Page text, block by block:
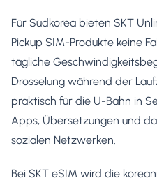
Für Südkorea bieten SKT
Pickup SIM-Produkte keine
tägliche
Drosselung während der
praktisch für die U-Bahn in
Apps, Übersetzungen und
sozialen Netzwerken.
Bei SKT eSIM wird die